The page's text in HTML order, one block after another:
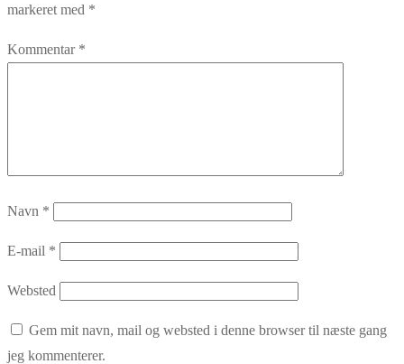
markeret med *
Kommentar *
Navn *
E-mail *
Websted
Gem mit navn, mail og websted i denne browser til næste gang
jeg kommenterer.